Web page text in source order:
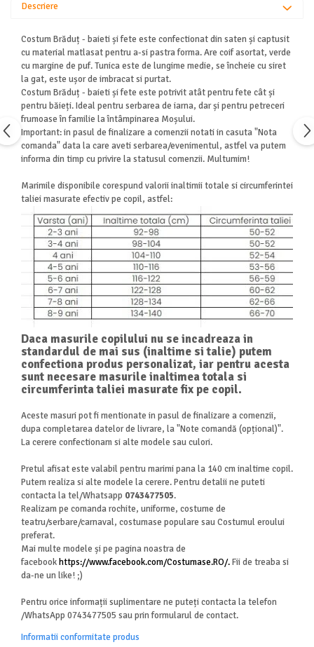
Descriere
Costum Brăduț - baieti și fete este confectionat din saten și captusit
cu material matlasat pentru a-si pastra forma. Are coif asortat, verde
cu margine de puf. Tunica este de lungime medie, se încheie cu siret
la gat, este ușor de imbracat si purtat.
Costum Brăduț - baieti și fete este potrivit atât pentru fete cât și
pentru băieți. Ideal pentru serbarea de iarna, dar și pentru petreceri
frumoase în familie la întâmpinarea Moșului.
Important: in pasul de finalizare a comenzii notati in casuta "Nota
comanda" data la care aveti serbarea/evenimentul, astfel va putem
informa din timp cu privire la statusul comenzii. Multumim!
Marimile disponibile corespund valorii inaltimii totale si circumferintei
taliei masurate efectiv pe copil, astfel:
Daca masurile copilului nu se incadreaza in
standardul de mai sus (inaltime si talie) putem
confectiona produs personalizat, iar pentru acesta
sunt necesare masurile inaltimea totala si
circumferinta taliei masurate fix pe copil.
Aceste masuri pot fi mentionate in pasul de finalizare a comenzii,
dupa completarea datelor de livrare, la "Note comandă (opțional)".
La cerere confectionam si alte modele sau culori.
Pretul afisat este valabil pentru marimi pana la 140 cm inaltime copil.
Putem realiza si alte modele la cerere. Pentru detalii ne puteti
contacta la tel/Whatsapp 0743477505.
Realizam pe comanda rochite, uniforme, costume de
teatru/serbare/carnaval, costumase populare sau Costumul eroului
preferat.
Mai multe modele și pe pagina noastra de
facebook https://www.facebook.com/Costumase.RO/.Fii de treaba si
da-ne un like! ;)
Pentru orice informații suplimentare ne puteți contacta la telefon
/WhatsApp 0743477505 sau prin formularul de contact.
Informatii conformitate produs